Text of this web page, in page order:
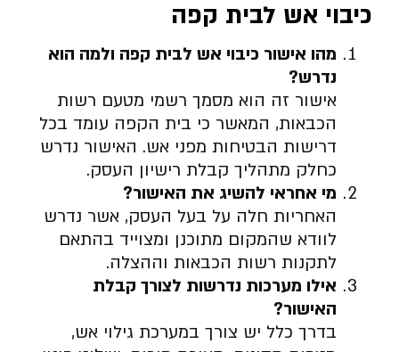
כיבוי אש לבית קפה
מהו אישור כיבוי אש לבית קפה ולמה הוא
נדרש?
אישור זה הוא מסמך רשמי מטעם רשות
הכבאות, המאשר כי בית הקפה עומד בכל
דרישות הבטיחות מפני אש. האישור נדרש
כחלק מתהליך קבלת רישיון העסק.
מי אחראי להשיג את האישור?
האחריות חלה על בעל העסק, אשר נדרש
לוודא שהמקום מתוכנן ומצוייד בהתאם
לתקנות רשות הכבאות וההצלה.
אילו מערכות נדרשות לצורך קבלת
האישור?
בדרך כלל יש צורך במערכת גילוי אש,